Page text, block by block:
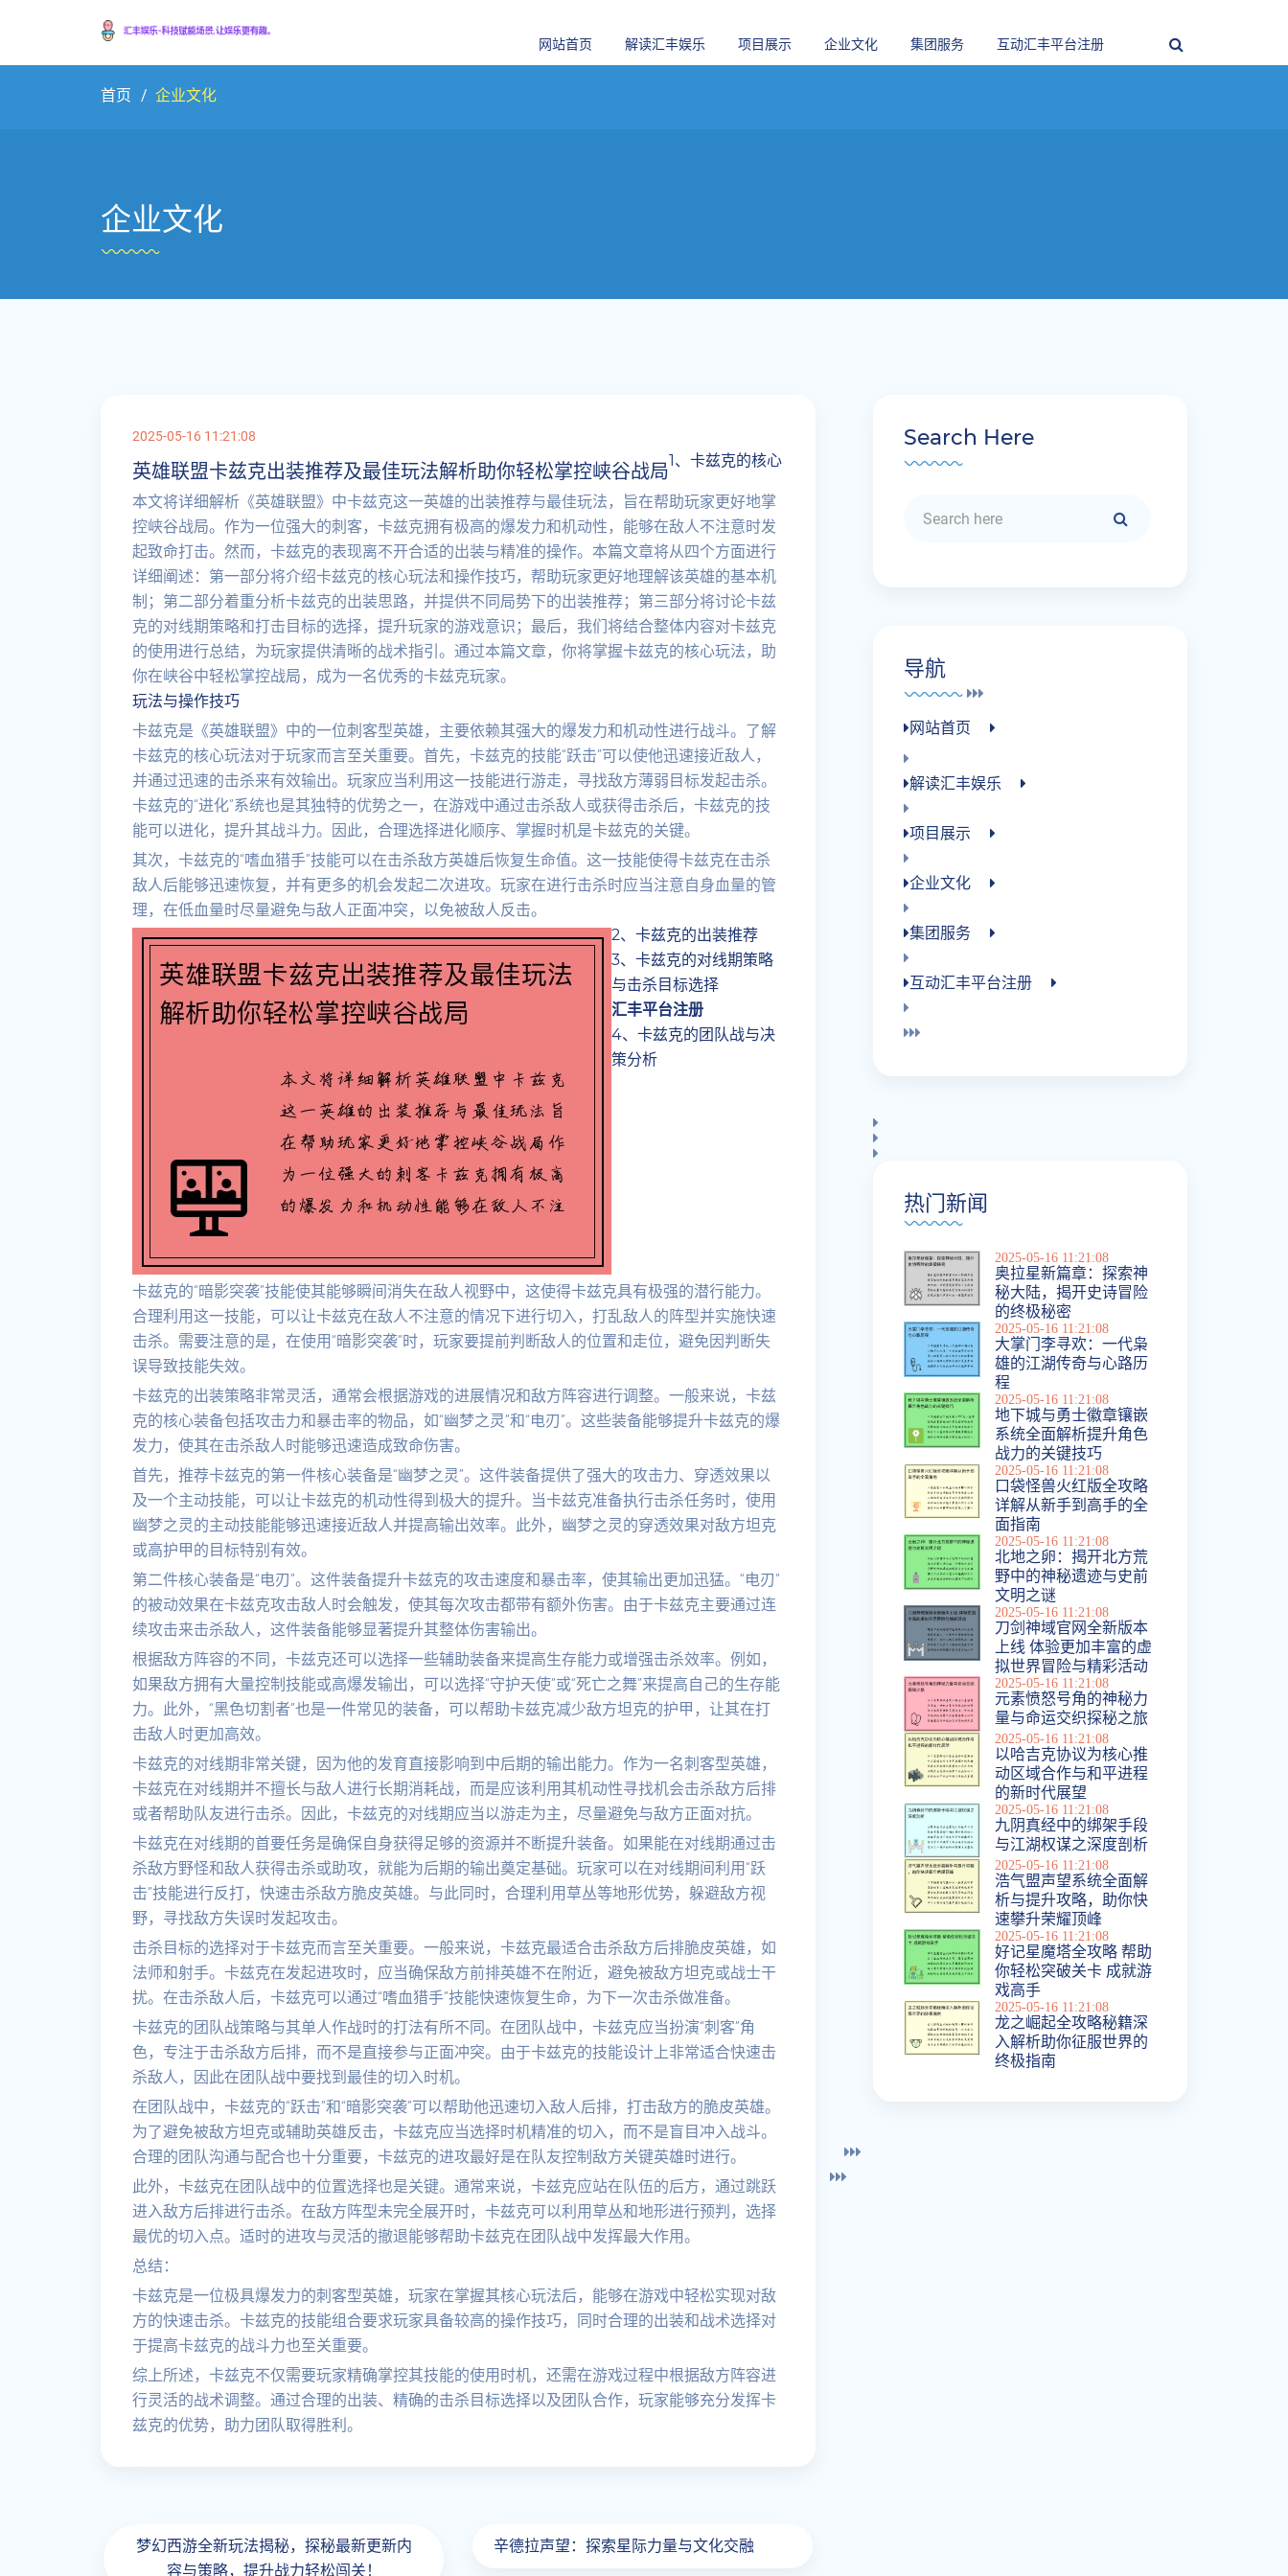
网站首页 解读汇丰娱乐 项目展示 企业文化 集团服务 互动汇丰平台注册
首页 企业文化
企业文化
2025-05-16 11:21:08
英雄联盟卡兹克出装推荐及最佳玩法解析助你轻松掌控峡谷战局
本文将详细解析《英雄联盟》中卡兹克这一英雄的出装推荐与最佳玩法，旨在帮助玩家更好地掌
控峡谷战局。作为一位强大的刺客，卡兹克拥有极高的爆发力和机动性，能够在敌人不注意时发
起致命打击。然而，卡兹克的表现离不开合适的出装与精准的操作。本篇文章将从四个方面进行
详细阐述：第一部分将介绍卡兹克的核心玩法和操作技巧，帮助玩家更好地理解该英雄的基本机
制；第二部分着重分析卡兹克的出装思路，并提供不同局势下的出装推荐；第三部分将讨论卡兹
克的对线期策略和打击目标的选择，提升玩家的游戏意识；最后，我们将结合整体内容对卡兹克
的使用进行总结，为玩家提供清晰的战术指引。通过本篇文章，你将掌握卡兹克的核心玩法，助
你在峡谷中轻松掌控战局，成为一名优秀的卡兹克玩家。
1、卡兹克的核心
玩法与操作技巧
卡兹克是《英雄联盟》中的一位刺客型英雄，主要依赖其强大的爆发力和机动性进行战斗。了解
卡兹克的核心玩法对于玩家而言至关重要。首先，卡兹克的技能“跃击”可以使他迅速接近敌人，
并通过迅速的击杀来有效输出。玩家应当利用这一技能进行游走，寻找敌方薄弱目标发起击杀。
卡兹克的“进化”系统也是其独特的优势之一，在游戏中通过击杀敌人或获得击杀后，卡兹克的技
能可以进化，提升其战斗力。因此，合理选择进化顺序、掌握时机是卡兹克的关键。
其次，卡兹克的“嗜血猎手”技能可以在击杀敌方英雄后恢复生命值。这一技能使得卡兹克在击杀
敌人后能够迅速恢复，并有更多的机会发起二次进攻。玩家在进行击杀时应当注意自身血量的管
理，在低血量时尽量避免与敌人正面冲突，以免被敌人反击。
卡兹克的“暗影突袭”技能使其能够瞬间消失在敌人视野中，这使得卡兹克具有极强的潜行能力。
合理利用这一技能，可以让卡兹克在敌人不注意的情况下进行切入，打乱敌人的阵型并实施快速
击杀。需要注意的是，在使用“暗影突袭”时，玩家要提前判断敌人的位置和走位，避免因判断失
误导致技能失效。
2、卡兹克的出装推荐
卡兹克的出装策略非常灵活，通常会根据游戏的进展情况和敌方阵容进行调整。一般来说，卡兹
克的核心装备包括攻击力和暴击率的物品，如“幽梦之灵”和“电刃”。这些装备能够提升卡兹克的爆
发力，使其在击杀敌人时能够迅速造成致命伤害。
首先，推荐卡兹克的第一件核心装备是“幽梦之灵”。这件装备提供了强大的攻击力、穿透效果以
及一个主动技能，可以让卡兹克的机动性得到极大的提升。当卡兹克准备执行击杀任务时，使用
幽梦之灵的主动技能能够迅速接近敌人并提高输出效率。此外，幽梦之灵的穿透效果对敌方坦克
或高护甲的目标特别有效。
第二件核心装备是“电刃”。这件装备提升卡兹克的攻击速度和暴击率，使其输出更加迅猛。“电刃”
的被动效果在卡兹克攻击敌人时会触发，使其每次攻击都带有额外伤害。由于卡兹克主要通过连
续攻击来击杀敌人，这件装备能够显著提升其整体伤害输出。
根据敌方阵容的不同，卡兹克还可以选择一些辅助装备来提高生存能力或增强击杀效率。例如，
如果敌方拥有大量控制技能或高爆发输出，可以选择“守护天使”或“死亡之舞”来提高自己的生存能
力。此外，“黑色切割者”也是一件常见的装备，可以帮助卡兹克减少敌方坦克的护甲，让其在打
击敌人时更加高效。
3、卡兹克的对线期策略
与击杀目标选择
卡兹克的对线期非常关键，因为他的发育直接影响到中后期的输出能力。作为一名刺客型英雄，
卡兹克在对线期并不擅长与敌人进行长期消耗战，而是应该利用其机动性寻找机会击杀敌方后排
或者帮助队友进行击杀。因此，卡兹克的对线期应当以游走为主，尽量避免与敌方正面对抗。
卡兹克在对线期的首要任务是确保自身获得足够的资源并不断提升装备。如果能在对线期通过击
杀敌方野怪和敌人获得击杀或助攻，就能为后期的输出奠定基础。玩家可以在对线期间利用“跃
击”技能进行反打，快速击杀敌方脆皮英雄。与此同时，合理利用草丛等地形优势，躲避敌方视
野，寻找敌方失误时发起攻击。
汇丰平台注册
击杀目标的选择对于卡兹克而言至关重要。一般来说，卡兹克最适合击杀敌方后排脆皮英雄，如
法师和射手。卡兹克在发起进攻时，应当确保敌方前排英雄不在附近，避免被敌方坦克或战士干
扰。在击杀敌人后，卡兹克可以通过“嗜血猎手”技能快速恢复生命，为下一次击杀做准备。
4、卡兹克的团队战与决
策分析
卡兹克的团队战策略与其单人作战时的打法有所不同。在团队战中，卡兹克应当扮演“刺客”角
色，专注于击杀敌方后排，而不是直接参与正面冲突。由于卡兹克的技能设计上非常适合快速击
杀敌人，因此在团队战中要找到最佳的切入时机。
在团队战中，卡兹克的“跃击”和“暗影突袭”可以帮助他迅速切入敌人后排，打击敌方的脆皮英雄。
为了避免被敌方坦克或辅助英雄反击，卡兹克应当选择时机精准的切入，而不是盲目冲入战斗。
合理的团队沟通与配合也十分重要，卡兹克的进攻最好是在队友控制敌方关键英雄时进行。
此外，卡兹克在团队战中的位置选择也是关键。通常来说，卡兹克应站在队伍的后方，通过跳跃
进入敌方后排进行击杀。在敌方阵型未完全展开时，卡兹克可以利用草丛和地形进行预判，选择
最优的切入点。适时的进攻与灵活的撤退能够帮助卡兹克在团队战中发挥最大作用。
总结：
卡兹克是一位极具爆发力的刺客型英雄，玩家在掌握其核心玩法后，能够在游戏中轻松实现对敌
方的快速击杀。卡兹克的技能组合要求玩家具备较高的操作技巧，同时合理的出装和战术选择对
于提高卡兹克的战斗力也至关重要。
综上所述，卡兹克不仅需要玩家精确掌控其技能的使用时机，还需在游戏过程中根据敌方阵容进
行灵活的战术调整。通过合理的出装、精确的击杀目标选择以及团队合作，玩家能够充分发挥卡
兹克的优势，助力团队取得胜利。
梦幻西游全新玩法揭秘，探秘最新更新内
容与策略，提升战力轻松闯关！
辛德拉声望：探索星际力量与文化交融
Search Here
导航
网站首页
解读汇丰娱乐
项目展示
企业文化
集团服务
互动汇丰平台注册
热门新闻
2025-05-16 11:21:08
奥拉星新篇章：探索神
秘大陆，揭开史诗冒险
的终极秘密
2025-05-16 11:21:08
大掌门李寻欢：一代枭
雄的江湖传奇与心路历
程
2025-05-16 11:21:08
地下城与勇士徽章镶嵌
系统全面解析提升角色
战力的关键技巧
2025-05-16 11:21:08
口袋怪兽火红版全攻略
详解从新手到高手的全
面指南
2025-05-16 11:21:08
北地之卵：揭开北方荒
野中的神秘遗迹与史前
文明之谜
2025-05-16 11:21:08
刀剑神域官网全新版本
上线 体验更加丰富的虚
拟世界冒险与精彩活动
2025-05-16 11:21:08
元素愤怒号角的神秘力
量与命运交织探秘之旅
2025-05-16 11:21:08
以哈吉克协议为核心推
动区域合作与和平进程
的新时代展望
2025-05-16 11:21:08
九阴真经中的绑架手段
与江湖权谋之深度剖析
2025-05-16 11:21:08
浩气盟声望系统全面解
析与提升攻略，助你快
速攀升荣耀顶峰
2025-05-16 11:21:08
好记星魔塔全攻略 帮助
你轻松突破关卡 成就游
戏高手
2025-05-16 11:21:08
龙之崛起全攻略秘籍深
入解析助你征服世界的
终极指南